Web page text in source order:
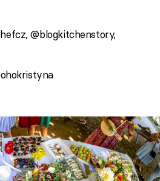
@blogkitchenstory,